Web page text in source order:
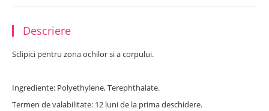
Descriere
Sclipici pentru zona ochilor si a corpului.
Ingrediente: Polyethylene, Terephthalate.
Termen de valabilitate: 12 luni de la prima deschidere.